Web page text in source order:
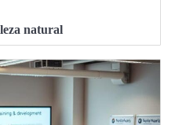
natural